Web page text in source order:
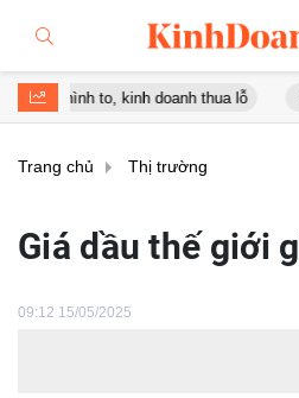
to, kinh doanh thua lỗ Đồ hộp
Trang chủ Thị trường
Giá dầu thế giới
09:12 15/05/2025